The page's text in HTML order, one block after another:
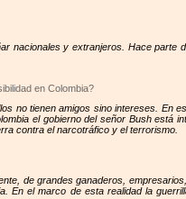
y extranjeros. Hace parte
en Colombia?
no tienen amigos sino intereses. En
el gobierno del señor Bush está
contra el narcotráfico y el terrorismo.
de grandes ganaderos,
el marco de esta realidad la